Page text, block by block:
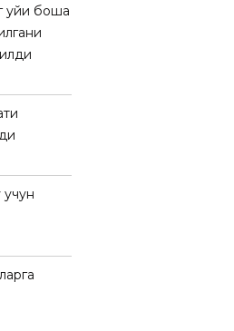
бошқа
учун